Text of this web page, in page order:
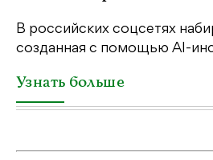
В российских соцсетях
созданная с помощью AI-
Узнать больше